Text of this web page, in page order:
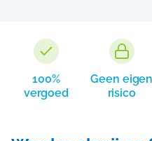
100%
vergoed
Geen eigen
risico